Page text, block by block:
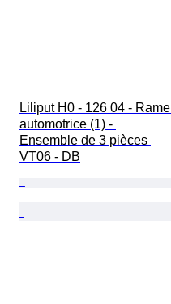
Liliput H0 - 126 04 - Rame
automotrice (1) -
Ensemble de 3 pièces
VT06 - DB